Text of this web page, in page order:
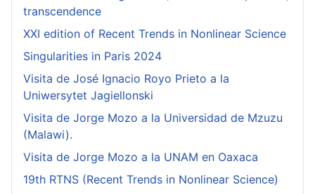
transcendence
XXI edition of Recent Trends in Nonlinear Science
Singularities in Paris 2024
Visita de José Ignacio Royo Prieto a la
Uniwersytet Jagiellonski
Visita de Jorge Mozo a la Universidad de Mzuzu
(Malawi).
Visita de Jorge Mozo a la UNAM en Oaxaca
19th RTNS (Recent Trends in Nonlinear Science)